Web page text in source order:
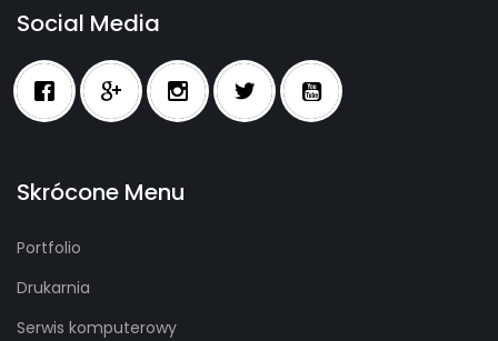
Social Media
Skrócone Menu
Portfolio
Drukarnia
Serwis komputerowy